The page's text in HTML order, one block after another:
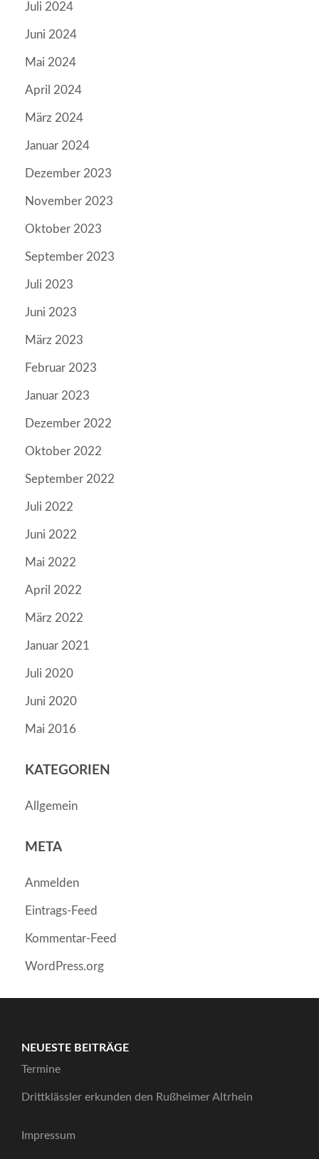
Juli 2024
Juni 2024
Mai 2024
April 2024
März 2024
Januar 2024
Dezember 2023
November 2023
Oktober 2023
September 2023
Juli 2023
Juni 2023
März 2023
Februar 2023
Januar 2023
Dezember 2022
Oktober 2022
September 2022
Juli 2022
Juni 2022
Mai 2022
April 2022
März 2022
Januar 2021
Juli 2020
Juni 2020
Mai 2016
KATEGORIEN
Allgemein
META
Anmelden
Eintrags-Feed
Kommentar-Feed
WordPress.org
NEUESTE BEITRÄGE
Termine
Drittklässler erkunden den Rußheimer Altrhein
Impressum